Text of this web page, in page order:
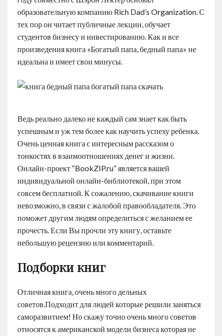
образовательную компанию Rich Dad’s Organization. С
тех пор он читает публичные лекции, обучает
студентов бизнесу и инвестированию. Как и все
произведения книга «Богатый папа, бедный папа» не
идеальна и имеет свои минусы.
Ведь реально далеко не каждый сам знает как быть
успешным и уж тем более как научить успеху ребенка.
Очень ценная книга с интересным рассказом о
тонкостях в взаимоотношениях денег и жизни.
Онлайн-проект “BookZIP.ru” является вашей
индивидуальной онлайн-библиотекой, при этом
совсем бесплатной. К сожалению, скачивание книги
невозможно, в связи с жалобой правообладателя. Это
поможет другим людям определиться с желанием ее
прочесть. Если Вы прочли эту книгу, оставьте
небольшую рецензию или комментарий.
Подборки книг
Отличная книга, очень много дельных
советов.Подходит для людей которые решили заняться
саморазвитием! Но скажу точно очень много советов
относятся к американской модели бизнеса которая не